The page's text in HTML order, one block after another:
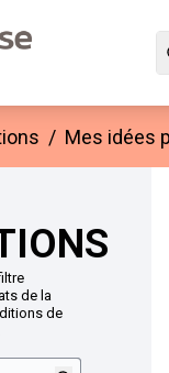
/ Mes idées
de la
de